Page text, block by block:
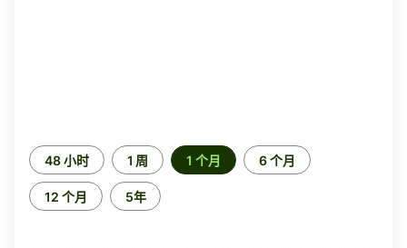
时
间
段
48 小时 1 周 1 个月 6 个月
12 个月 5年